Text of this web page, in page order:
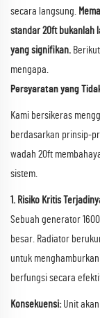
secara langsung.
standar 20ft bukanlah
yang signifikan.
mengapa.
Persyaratan yang
Kami bersikeras
berdasarkan prinsip-
wadah 20ft
sistem.
1. Risiko Kritis
Sebuah generator
besar. Radiator
untuk
berfungsi secara
Konsekuensi:Unit